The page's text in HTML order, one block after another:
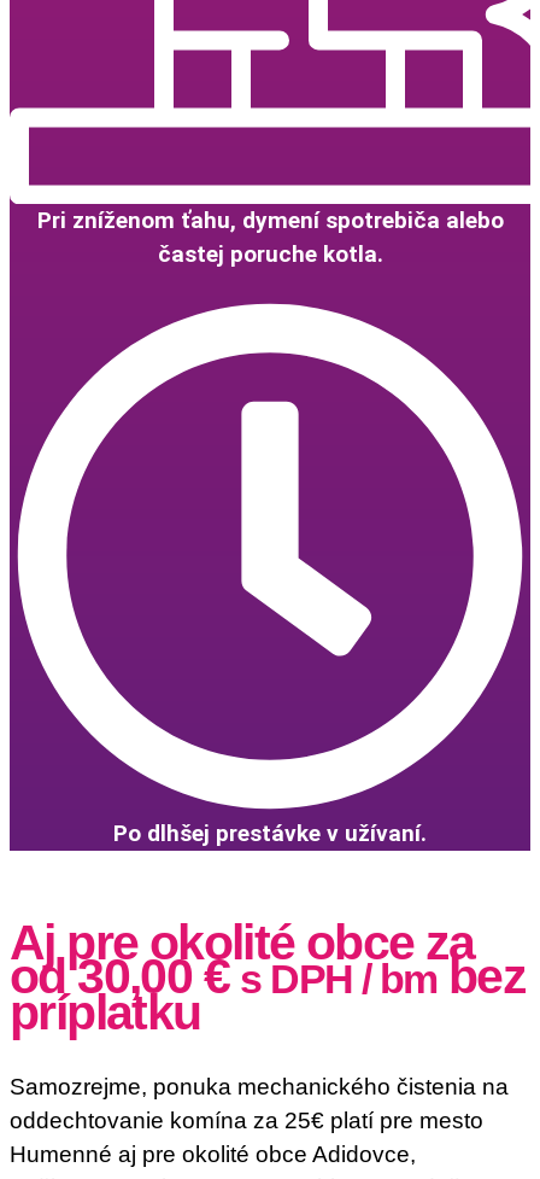
Pri zníženom ťahu, dymení spotrebiča alebo
častej poruche kotla.
Po dlhšej prestávke v užívaní.
Aj pre okolité obce za
od30,00€ s DPH / bmbez
príplatku
Samozrejme, ponuka mechanického čistenia na
oddechtovanie komína za 25€ platí pre mesto
Humenné aj pre okolité obce Adidovce,